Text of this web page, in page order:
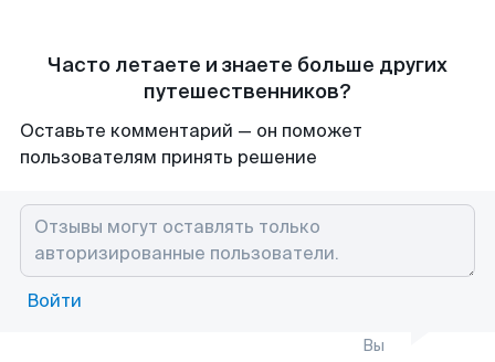
Часто летаете и знаете больше других
путешественников?
Оставьте комментарий — он поможет
пользователям принять решение
Войти
Вы